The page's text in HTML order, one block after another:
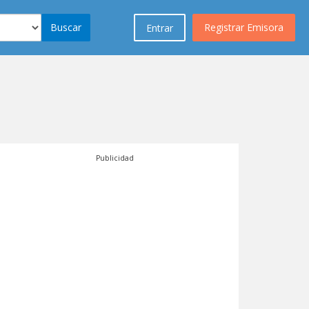
Registrar Emisora
Entrar
Buscar
Publicidad